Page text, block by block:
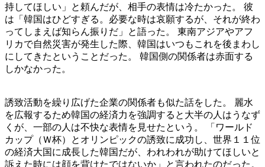
持してほしい」と頼んだが、相手の表情は冷たかった。 彼
は「韓国はひどすぎる。必要な時は哀願するが、それが終わ
ってしまえば知らん振りだ」と語った。 東南アジアやアフ
リカで自然災害が発生した際、韓国はいつもこれを後まわし
にしてきたということだった。 韓国側の関係者は赤面する
しかなかった。
誘致活動を繰り広げた企業の関係者も似た話をした。 麗水
を広報するため韓国の経済力を強調すると大半の人はうなず
くが、一部の人は不快な表情を見せたという。 「ワールド
カップ（Ｗ杯）とオリンピックの誘致に成功し、世界１１位
の経済大国に成長した韓国だが、われわれが助けてほしいと
訴えた時には顔を背けたではないか」と言われたのだった。